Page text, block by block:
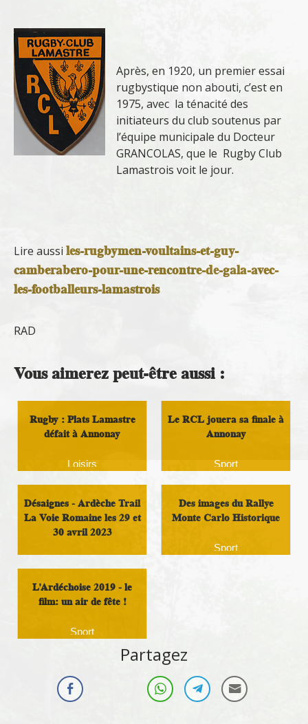
Après, en 1920, un premier essai
rugbystique non abouti, c’est en
1975, avec la ténacité des
initiateurs du club soutenus par
l’équipe municipale du Docteur
GRANCOLAS, que le Rugby Club
Lamastrois voit le jour.
Lire aussi les-rugbymen-voultains-et-guy-
camberabero-pour-une-rencontre-de-gala-avec-
les-footballeurs-lamastrois
RAD
Vous aimerez peut-être aussi :
Rugby : Plats Lamastre
défait à Annonay
Loisirs
Le RCL jouera sa finale à
Annonay
Sport
Désaignes - Ardèche Trail
La Voie Romaine les 29 et
30 avril 2023
Des images du Rallye
Monte Carlo Historique
Sport
L'Ardéchoise 2019 - le
film: un air de fête !
Sport
Partagez